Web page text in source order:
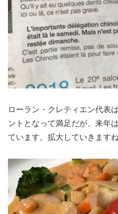
ローラン・クレティエン代表
ントとなって満足だが、来年
ています。拡大していきますね